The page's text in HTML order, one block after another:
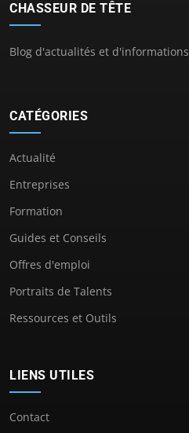
CHASSEUR DE TÊTE
Blog d'actualités et d'informations
CATÉGORIES
Actualité
Entreprises
Formation
Guides et Conseils
Offres d'emploi
Portraits de Talents
Ressources et Outils
LIENS UTILES
Contact